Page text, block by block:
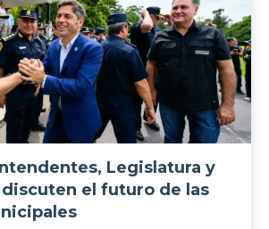
Legislatura y
discuten el futuro de las